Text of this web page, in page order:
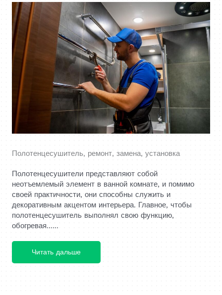
Полотенцесушитель, ремонт, замена, установка
Полотенцесушители представляют собой
неотъемлемый элемент в ванной комнате, и помимо
своей практичности, они способны служить и
декоративным акцентом интерьера. Главное, чтобы
полотенцесушитель выполнял свою функцию,
обогревая......
Читать дальше